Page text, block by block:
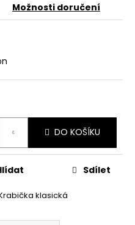
Možnosti doručení
DO KOŠÍKU
klasická
Sdílet